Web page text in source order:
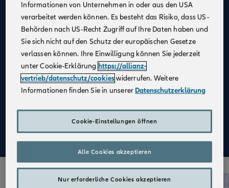
Bestehender Kundenstamm
Qualifizierte Weiterbildung
Attraktive Verdienstmöglichkeiten
Digitale Verkaufsinstrumente
KostenfreieUnterstützung durch
Fachspezialist:innen
Aufbau einerAltersvorsorge
Mehr zu Deinen Vorteilen im Vertrieb der Allianz
Informationen von Unternehmen in oder aus den USA
verarbeitet werden können. Es besteht das Risiko, dass US-
Behörden nach US-Recht Zugriff auf Ihre Daten haben und
Sie sich nicht auf den Schutz der europäischen Gesetze
verlassen können. Ihre Einwilligung können Sie jederzeit
unter Cookie-Erklärung https://allianz-
vertrieb/datenschutz/cookieswiderrufen. Weitere
Informationen finden Sie in unserer Datenschutzerklärung
Cookie-Einstellungen öffnen
Nur erforderliche Cookies akzeptieren
Alle Cookies akzeptieren